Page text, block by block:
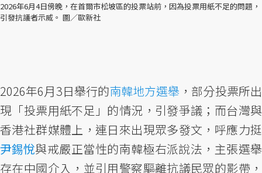
2026年6月4日傍晚，在首爾市松坡區的投票站前，因為投票用紙不足的問題，
引發抗議者示威。 圖／歐新社
2026年6月3日舉行的南韓地方選舉 ，部分投票所出
現「投票用紙不足」的情況，引發爭議；而台灣與
香港社群媒體上，連日來出現眾多發文，呼應力挺
尹錫悅與戒嚴正當性的南韓極右派說法，主張選舉
存在中國介入，並引用警察驅離抗議民眾的影帶，